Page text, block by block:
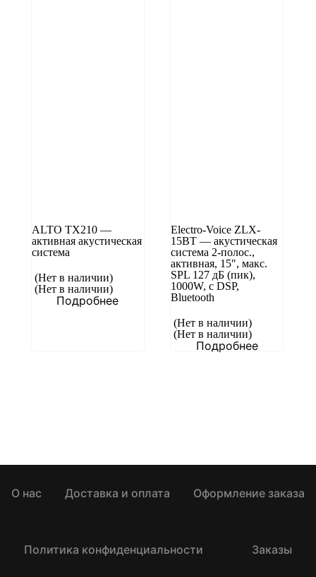
ALTO TX210 —
активная акустическая
система
(Нет в наличии)
(Нет в наличии)
Подробнее
Electro-Voice ZLX-
15BT — акустическая
система 2-полос.,
активная, 15″, макс.
SPL 127 дБ (пик),
1000W, c DSP,
Bluetooth
(Нет в наличии)
(Нет в наличии)
Подробнее
О нас Доставка и оплата Оформление заказа
Политика конфиденциальности Заказы